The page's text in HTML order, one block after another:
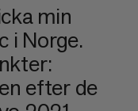
min
i Norge.
efter de